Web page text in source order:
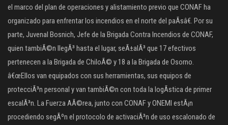
el marco del plan de operaciones y alistamiento previo que CONAF ha
organizado para enfrentar los incendios en el norte del paÃ­sâ€. Por su
parte, Juvenal Bosnich, Jefe de la Brigada Contra Incendios de CONAF,
quien tambiÃ©n llegÃ³ hasta el lugar, seÃ±alÃ³ que 17 efectivos
pertenecen a la Brigada de ChiloÃ© y 18 a la Brigada de Osorno.
â€œEllos van equipados con sus herramientas, sus equipos de
protecciÃ³n personal y van tambiÃ©n con toda la logÃ­stica de primer
escalÃ³n. La Fuerza AÃ©rea, junto con CONAF y ONEMI estÃ¡n
procediendo segÃºn el protocolo de activaciÃ³n de uso escalonado de